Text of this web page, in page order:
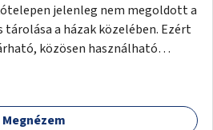
jelenleg nem megoldott a
a házak közelében. Ezért
közösen használható
Megnézem